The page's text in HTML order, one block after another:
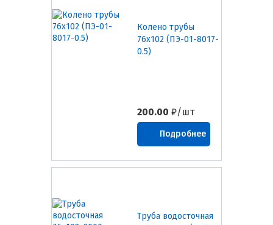
Колено трубы
76х102 (ПЭ-01-8017-
0.5)
200.00 ₽/шт
Подробнее
Труба водосточная